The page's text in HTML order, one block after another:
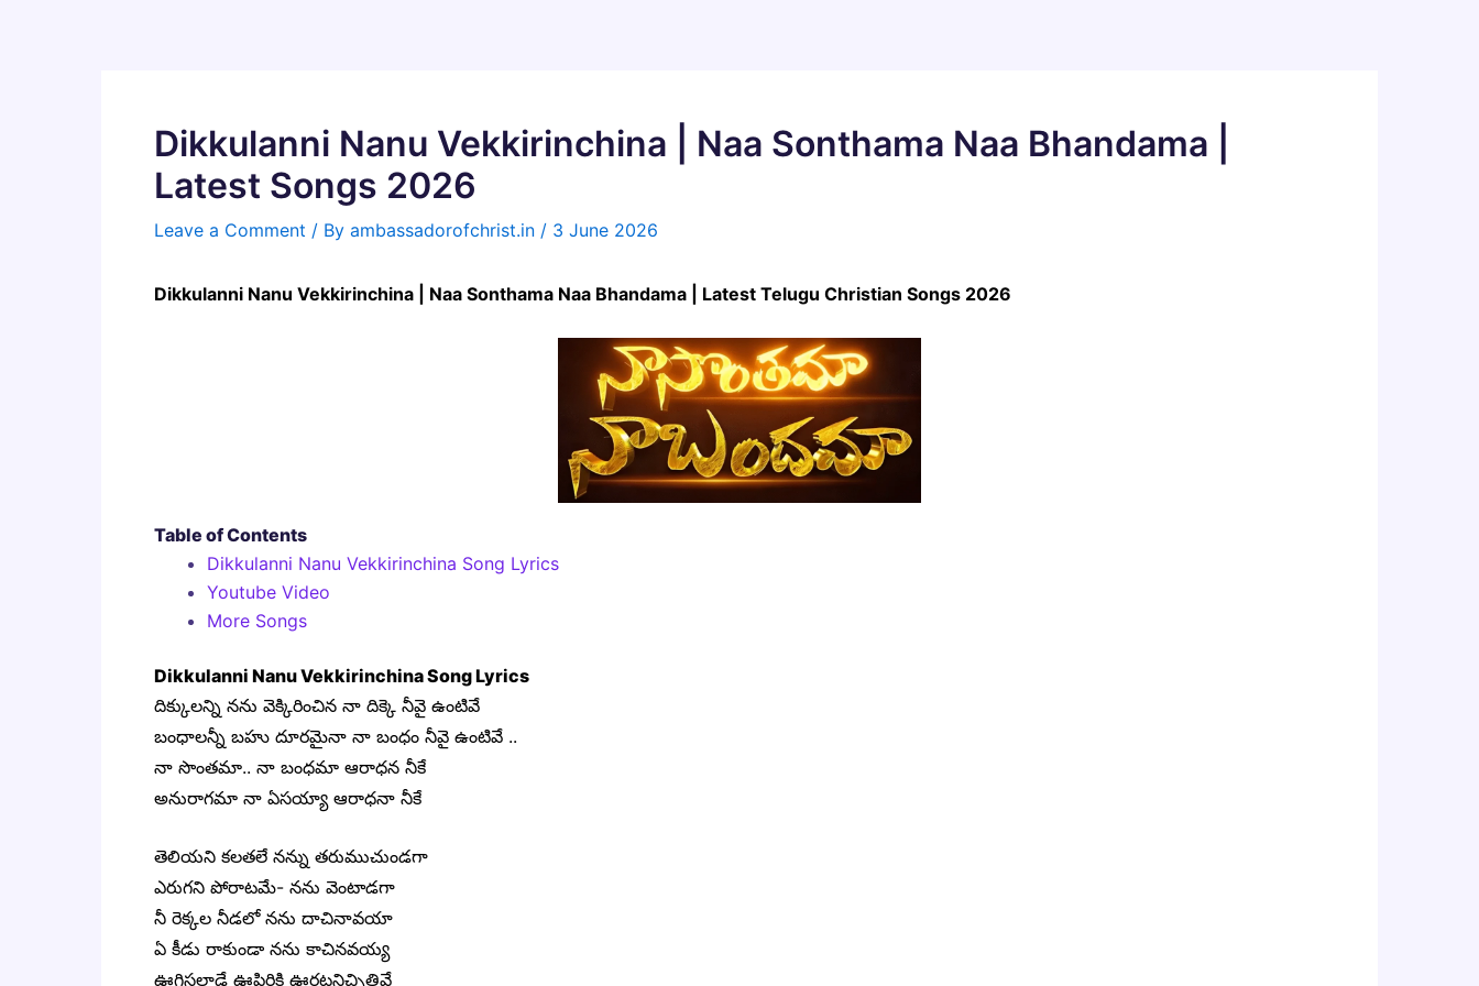
Dikkulanni Nanu Vekkirinchina | Naa Sonthama Naa Bhandama |
Latest Songs 2026
Leave a Comment / By ambassadorofchrist.in / 3 June 2026
Dikkulanni Nanu Vekkirinchina | Naa Sonthama Naa Bhandama | Latest Telugu Christian Songs 2026
Table of Contents
Dikkulanni Nanu Vekkirinchina Song Lyrics
Youtube Video
More Songs
Dikkulanni Nanu Vekkirinchina Song Lyrics
దిక్కులన్ని నను వెక్కిరించిన నా దిక్కె నీవై ఉంటివే
బంధాలన్నీ బహు దూరమైనా నా బంధం నీవై ఉంటివే ..
నా సొంతమా.. నా బంధమా ఆరాధన నీకే
అనురాగమా నా ఏసయ్యా ఆరాధనా నీకే
తెలియని కలతలే నన్ను తరుముచుండగా
ఎరుగని పోరాటమే- నను వెంటాడగా
నీ రెక్కల నీడలో నను దాచినావయా
ఏ కీడు రాకుండా నను కాచినవయ్య
ఊగిసలాడే ఊపిరికి ఊరటనిచ్చితివే